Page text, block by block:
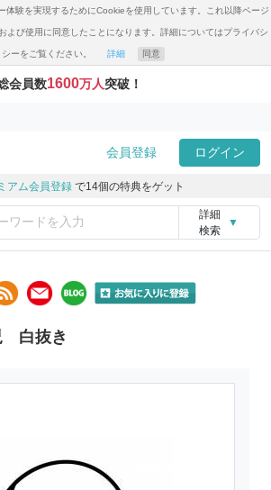
体験を実現するためにCookieを使用しています。これ以降ページ
よび使用に同意したことになります。詳細についてはプライバシ
シーをご覧ください。 詳細 同意
会員数1600万人突破！
会員登録 ログイン
アム会員登録 で14個の特典をゲット
詳細
検索
▼
白抜き